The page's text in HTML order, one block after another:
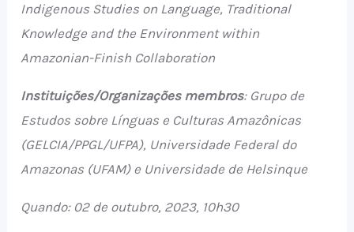
Indigenous Studies on Language, Traditional
Knowledge and the Environment within
Amazonian-Finish Collaboration
Instituições/Organizações membros: Grupo de
Estudos sobre Línguas e Culturas Amazônicas
(GELCIA/PPGL/UFPA), Universidade Federal do
Amazonas (UFAM) e Universidade de Helsinque
Quando: 02 de outubro, 2023, 10h30